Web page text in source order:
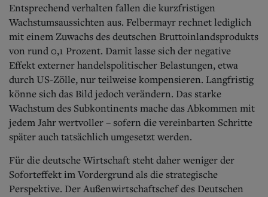
Entsprechend verhalten fallen die kurzfristigen
Wachstumsaussichten aus. Felbermayr rechnet lediglich
mit einem Zuwachs des deutschen Bruttoinlandsprodukts
von rund 0,1 Prozent. Damit lasse sich der negative
Effekt externer handelspolitischer Belastungen, etwa
durch US-Zölle, nur teilweise kompensieren. Langfristig
könne sich das Bild jedoch verändern. Das starke
Wachstum des Subkontinents mache das Abkommen mit
jedem Jahr wertvoller – sofern die vereinbarten Schritte
später auch tatsächlich umgesetzt werden.
Für die deutsche Wirtschaft steht daher weniger der
Soforteffekt im Vordergrund als die strategische
Perspektive. Der Außenwirtschaftschef des Deutschen